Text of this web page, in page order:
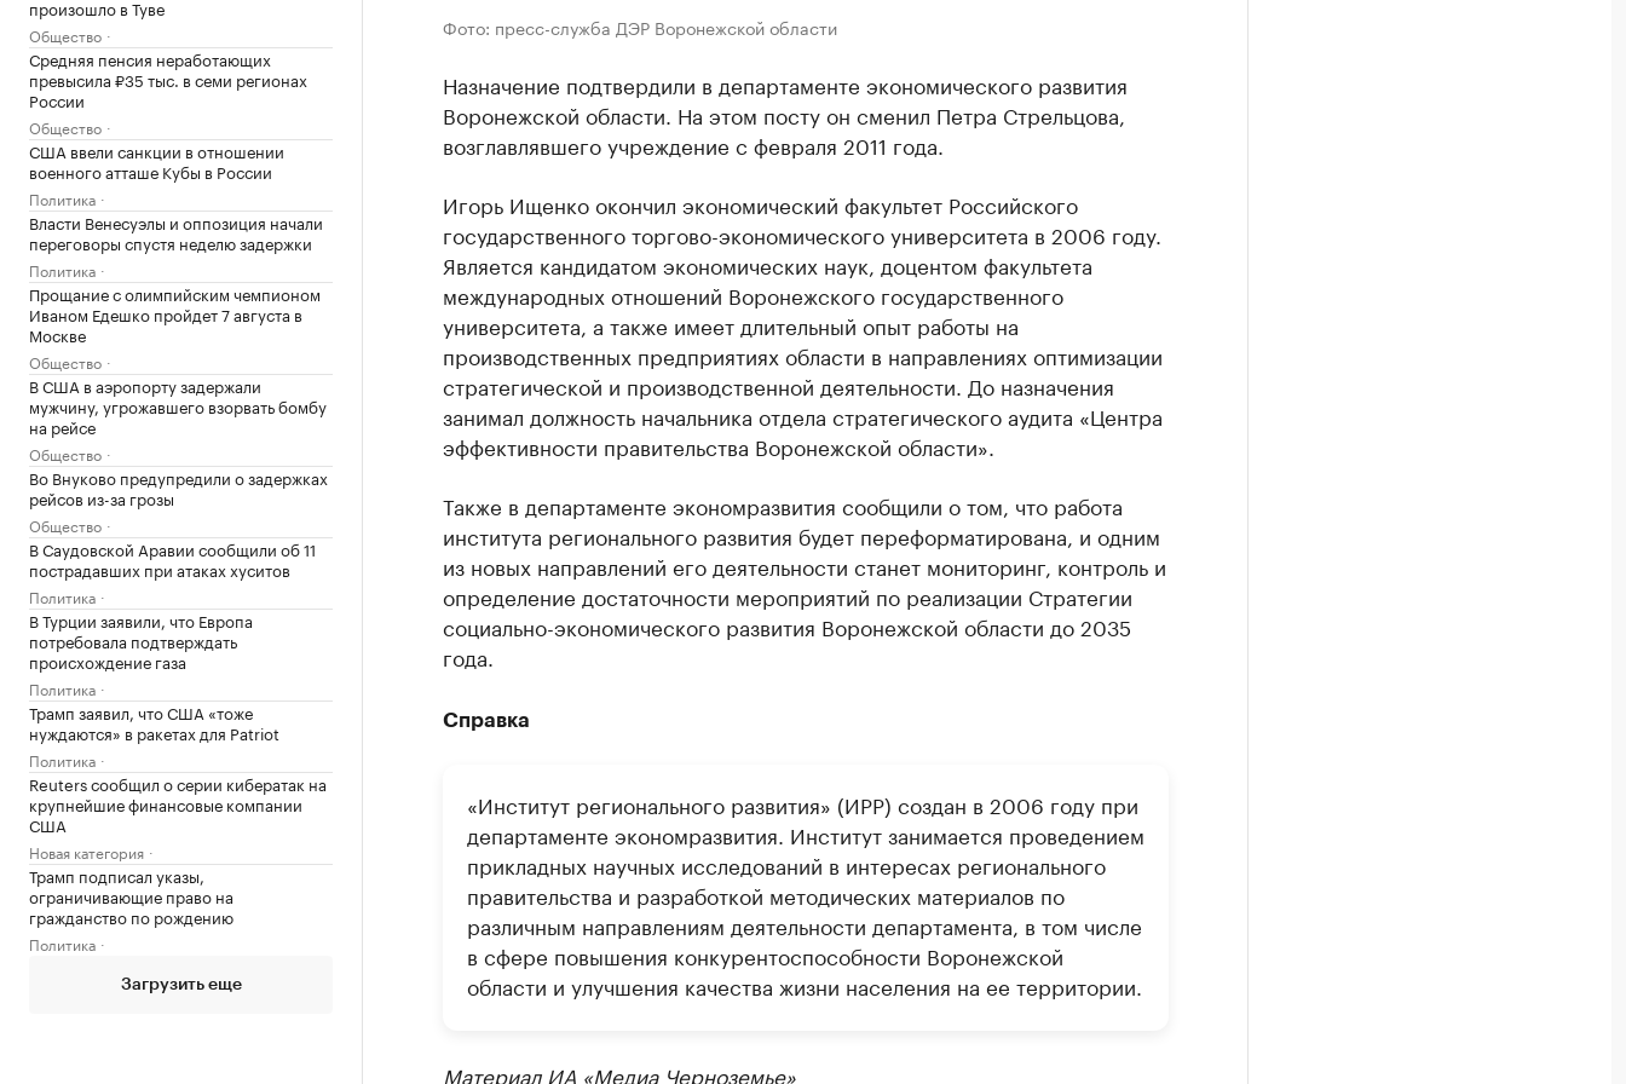
произошло в Туве
Общество
Средняя пенсия неработающих
превысила ₽35 тыс. в семи регионах
России
Общество
США ввели санкции в отношении
военного атташе Кубы в России
Политика
Власти Венесуэлы и оппозиция начали
переговоры спустя неделю задержки
Политика
Прощание с олимпийским чемпионом
Иваном Едешко пройдет 7 августа в
Москве
Общество
В США в аэропорту задержали
мужчину, угрожавшего взорвать бомбу
на рейсе
Общество
Во Внуково предупредили о задержках
рейсов из-за грозы
Общество
В Саудовской Аравии сообщили об 11
пострадавших при атаках хуситов
Политика
В Турции заявили, что Европа
потребовала подтверждать
происхождение газа
Политика
Трамп заявил, что США «тоже
нуждаются» в ракетах для Patriot
Политика
Reuters сообщил о серии кибератак на
крупнейшие финансовые компании
США
Новая категория
Трамп подписал указы,
ограничивающие право на
гражданство по рождению
Политика
Загрузить еще
Фото: пресс-служба ДЭР Воронежской области
Назначение подтвердили в департаменте экономического развития
Воронежской области. На этом посту он сменил Петра Стрельцова,
возглавлявшего учреждение с февраля 2011 года.
Игорь Ищенко окончил экономический факультет Российского
государственного торгово-экономического университета в 2006 году.
Является кандидатом экономических наук, доцентом факультета
международных отношений Воронежского государственного
университета, а также имеет длительный опыт работы на
производственных предприятиях области в направлениях оптимизации
стратегической и производственной деятельности. До назначения
занимал должность начальника отдела стратегического аудита «Центра
эффективности правительства Воронежской области».
Также в департаменте экономразвития сообщили о том, что работа
института регионального развития будет переформатирована, и одним
из новых направлений его деятельности станет мониторинг, контроль и
определение достаточности мероприятий по реализации Стратегии
социально-экономического развития Воронежской области до 2035
года.
Справка
«Институт регионального развития» (ИРР) создан в 2006 году при
департаменте экономразвития. Институт занимается проведением
прикладных научных исследований в интересах регионального
правительства и разработкой методических материалов по
различным направлениям деятельности департамента, в том числе
в сфере повышения конкурентоспособности Воронежской
области и улучшения качества жизни населения на ее территории.
Материал ИА «Медиа Черноземье»